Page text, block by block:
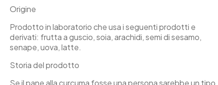
Origine
Prodotto in laboratorio che usa i seguenti prodotti e
derivati: frutta a guscio, soia, arachidi, semi di sesamo,
senape, uova, latte.
Storia del prodotto
Se il pane alla curcuma fosse una persona sarebbe un tipo